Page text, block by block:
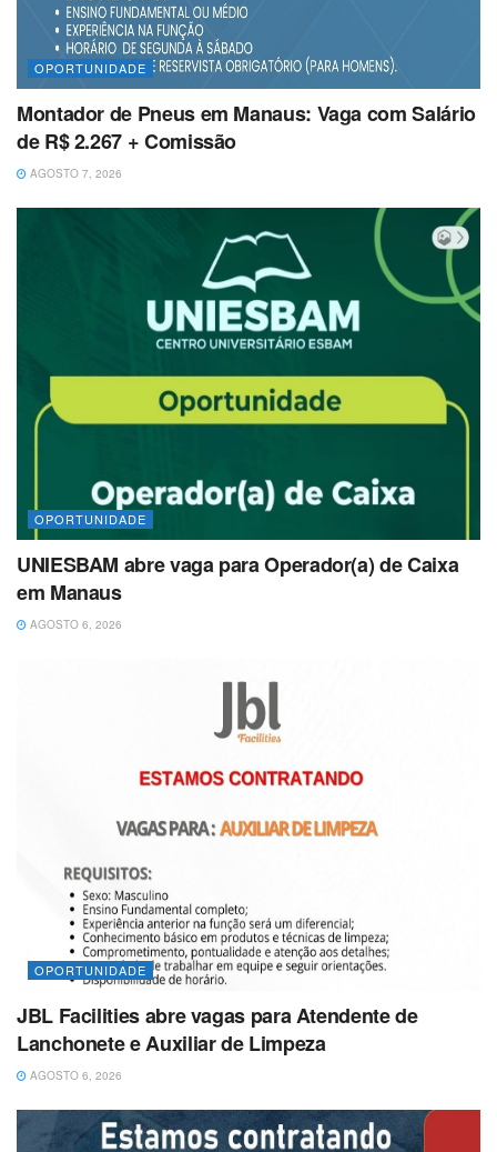
OPORTUNIDADE
Montador de Pneus em Manaus: Vaga com Salário
de R$ 2.267 + Comissão
AGOSTO 7, 2026
OPORTUNIDADE
UNIESBAM abre vaga para Operador(a) de Caixa
em Manaus
AGOSTO 6, 2026
OPORTUNIDADE
JBL Facilities abre vagas para Atendente de
Lanchonete e Auxiliar de Limpeza
AGOSTO 6, 2026